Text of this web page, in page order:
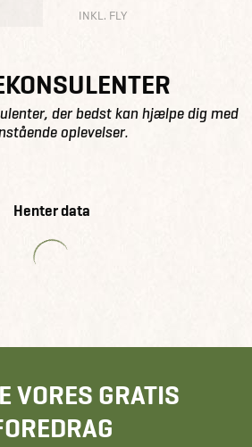
INKL. FLY
der bedst kan hjælpe dig med
oplevelser.
Henter data
VORES GRATIS